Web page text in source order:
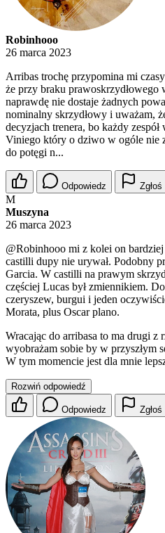
Robinhooo
26 marca 2023
Arribas trochę przypomina mi
że przy braku prawoskrzydłowego
naprawdę nie dostaje żadnych
nominalny skrzydłowy i uważam,
decyzjach trenera, bo każdy
Viniego który o dziwo w ogóle nie
do potęgi n...
Odpowiedz Zgłoś
M
Muszyna
26 marca 2023
@Robinhooo mi z kolei on
castilli dupy nie urywał. Podobny
Garcia. W castilli na prawym
częściej Lucas był zmiennikiem.
czeryszew, burgui i jeden
Morata, plus Oscar plano.
Wracając do arribasa to ma drugi z
wyobrażam sobie by w przyszłym
W tym momencie jest dla mnie
Rozwiń odpowiedź
Odpowiedz Zgłoś